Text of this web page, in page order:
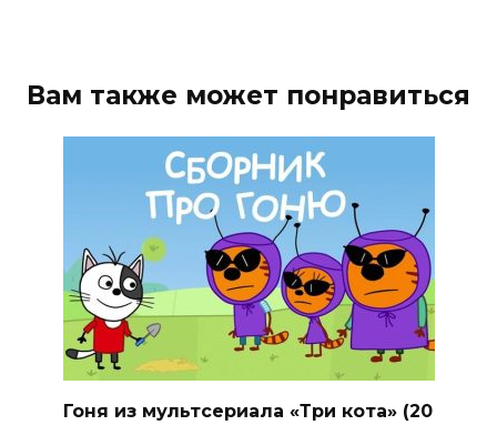
Вам также может понравиться
Гоня из мультсериала «Три кота» (20